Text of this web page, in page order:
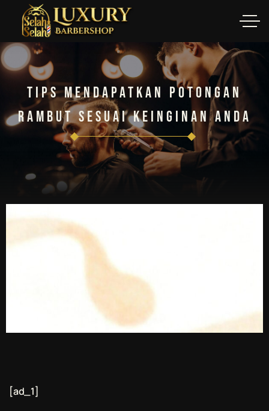
Tips Mendapatkan Potongan
Rambut Sesuai Keinginan Anda
[ad_1]